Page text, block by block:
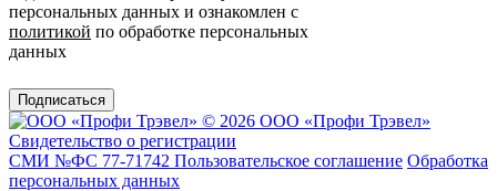
персональных данных и ознакомлен с
политикой по обработке персональных
данных
Подписаться
© 2026 ООО «Профи Трэвeл»
Свидетельство о регистрации
СМИ №ФС 77-71742 Пользовательское соглашение Обработка
персональных данных